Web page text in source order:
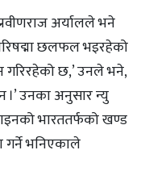
अर्यालले भने
छलफल भइरहेको
गरिरहेको छ,’ उनले भने,
।’ उनका अनुसार न्यु
भारततर्फको खण्ड
गर्ने भनिएकाले